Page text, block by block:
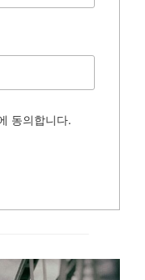
동의합니다.